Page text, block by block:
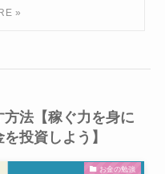
法【稼ぐ力を身に
投資しよう】
お金の勉強